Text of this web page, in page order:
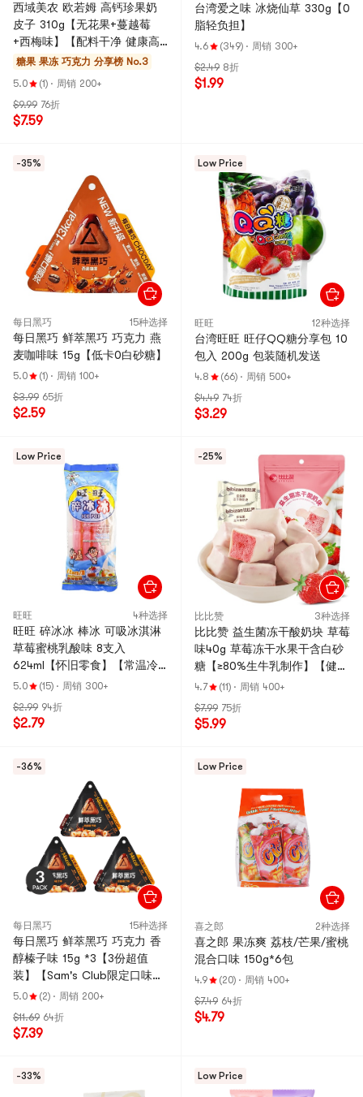
西域美农 欧若姆 高钙珍果奶
皮子 310g【无花果+蔓越莓
+西梅味】【配料干净 健康高
蛋白】【内蒙古特产】
糖果 果冻 巧克力 分享榜 No.3
5.0
(1) · 周销 200+
$9.99 76折
$7.59
台湾爱之味 冰烧仙草 330g【0
脂轻负担】
4.6 (349) · 周销 300+
$2.49 8折
$1.99
-35%
每日黑巧 15种选择
每日黑巧 鲜萃黑巧 巧克力 燕
麦咖啡味 15g【低卡0白砂糖】
5.0 (1) · 周销 100+
$3.99 65折
$2.59
Low Price
旺旺 12种选择
台湾旺旺 旺仔QQ糖分享包 10
包入 200g 包装随机发送
4.8 (66) · 周销 500+
$4.49 74折
$3.29
Low Price
旺旺 4种选择
旺旺 碎冰冰 棒冰 可吸冰淇淋
草莓蜜桃乳酸味 8支入
624ml【怀旧零食】【常温冷
冻两种吃法】
5.0 (15) · 周销 300+
$2.99 94折
$2.79
-25%
比比赞 3种选择
比比赞 益生菌冻干酸奶块 草莓
味40g 草莓冻干水果干含白砂
糖【≥80%生牛乳制作】【健康
零食】
4.7 (11) · 周销 400+
$7.99 75折
$5.99
-36%
每日黑巧 15种选择
每日黑巧 鲜萃黑巧 巧克力 香
醇榛子味 15g *3【3份超值
装】【Sam's Club限定口味】
【低卡0白砂糖】
5.0 (2) · 周销 200+
$11.69 64折
$7.39
Low Price
喜之郎 2种选择
喜之郎 果冻爽 荔枝/芒果/蜜桃
混合口味 150g*6包
4.9 (20) · 周销 400+
$7.49 64折
$4.79
-33% Low Price